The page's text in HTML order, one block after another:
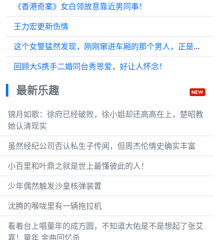
《香港奇案》女白领故意靠近男同事！
王力宏更新伤情
这个女警猛然发现，刚刚窜进车厢的那个男人，正是上级要抓的特务
回顾大S携手二婚同台秀恩爱，好让人怀念！
最新乐趣
锦月如歌：徐府已经破败，徐小姐却还高高在上，楚昭教
她认清现实
虽然经纪公司否认私生子传闻，但周杰伦情史确实丰富
小百里和叶鼎之就是世上最懂彼此的人！
少年偶然触发沙皇核弹装置
沈腾的喉咙里有一辆拖拉机
看着台上唱童年的成方圆，不知道大佑是不是想起了张艾
嘉！童年 金曲回忆杀